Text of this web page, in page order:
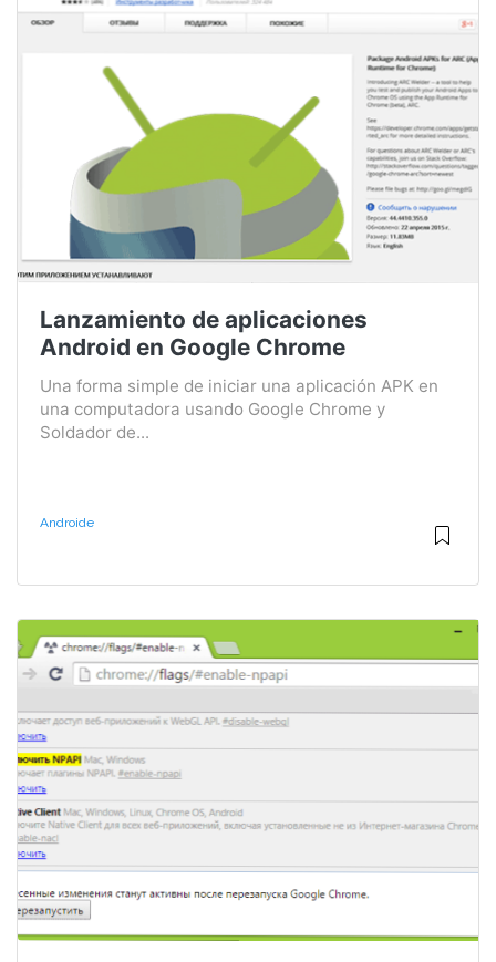
Lanzamiento de aplicaciones
Android en Google Chrome
Una forma simple de iniciar una aplicación APK en
una computadora usando Google Chrome y
Soldador de...
Androide